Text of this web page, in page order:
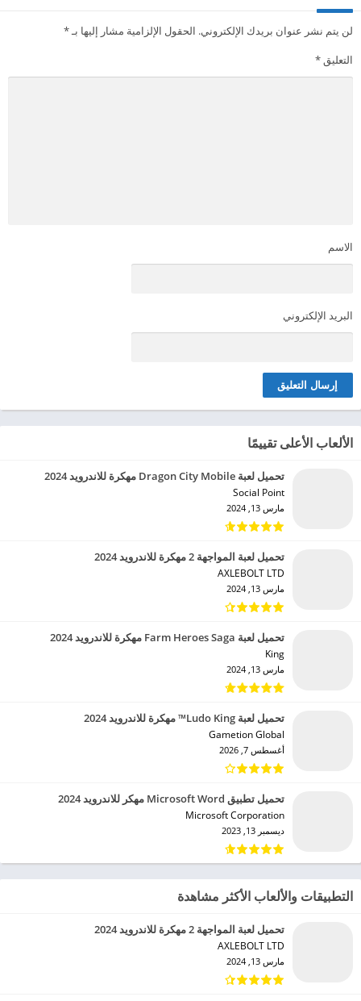
لن يتم نشر عنوان بريدك الإلكتروني. الحقول الإلزامية مشار إليها بـ*
التعليق*
الاسم
البريد الإلكتروني
الألعاب الأعلى تقييمًا
تحميل لعبة Dragon City Mobile مهكرة للاندرويد 2024
Social Point‏
مارس 13, 2024
تحميل لعبة المواجهة 2 مهكرة للاندرويد 2024
AXLEBOLT LTD‏
مارس 13, 2024
تحميل لعبة Farm Heroes Saga مهكرة للاندرويد 2024
King‏
مارس 13, 2024
تحميل لعبة Ludo King™ مهكرة للاندرويد 2024
Gametion Global‏
أغسطس 7, 2026
تحميل تطبيق Microsoft Word مهكر للاندرويد 2024
Microsoft Corporation‏
ديسمبر 13, 2023
التطبيقات والألعاب الأكثر مشاهدة
تحميل لعبة المواجهة 2 مهكرة للاندرويد 2024
AXLEBOLT LTD‏
مارس 13, 2024